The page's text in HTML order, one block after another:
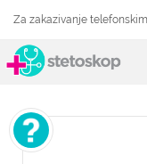
Za zakazivanje